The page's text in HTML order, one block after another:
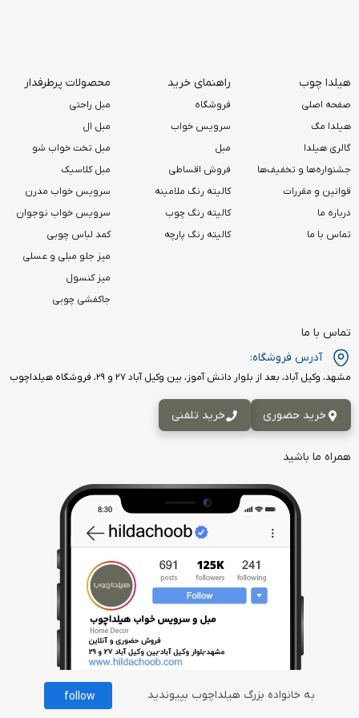
هیلدا چوب
صفحه اصلی
هیلدا مگ
گالری هیلدا
جشنواره‌ها و تخفیف‌ها
قوانین و مقررات
درباره ما
تماس با ما
راهنمای خرید
فروشگاه
سرویس خواب
مبل
فروش اقساطی
کالیته رنگ ملامینه
کالیته رنگ چوب
کالیته رنگ پارچه
محصولات پرطرفدار
مبل راحتی
مبل ال
مبل تخت خواب شو
مبل کلاسیک
سرویس خواب مدرن
سرویس خواب نوجوان
کمد لباس چوبی
میز جلو مبلی و عسلی
میز کنسول
جاکفشی چوبی
تماس با ما
آدرس فروشگاه:
مشهد، وکیل آباد، بعد از بلوار دانش آموز، بین وکیل آباد ۲۷ و ۲۹، فروشگاه هیلداچوب
خرید حضوری خرید تلفنی
همراه ما باشید
به خانواده بزرگ هیلداچوب بپیوندید follow